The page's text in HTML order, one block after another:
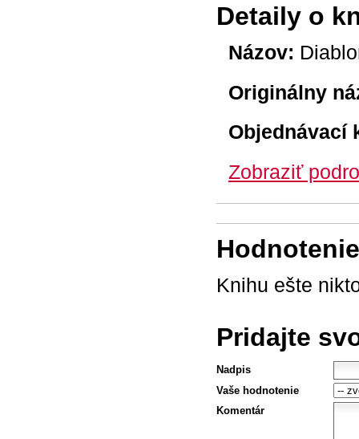
Detaily o
Názov:
Originálny
Objednávací
Zobraziť
Knihu ešte
Pridajte
Nadpis
Vaše hodnotenie
Komentár